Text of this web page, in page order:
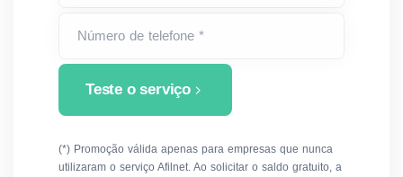
Número de telefone *
Teste o serviço
(*) Promoção válida apenas para empresas que nunca
utilizaram o serviço Afilnet. Ao solicitar o saldo gratuito, a